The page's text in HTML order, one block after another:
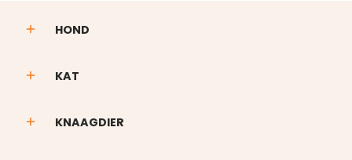
HOND
KAT
KNAAGDIER